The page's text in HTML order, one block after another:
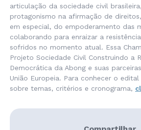
articulação da sociedade civil
protagonismo na afirmação de
em especial, do empoderamento das
colaborando para enraizar a
sofridos no momento atual. Essa
Projeto Sociedade Civil Construindo a
Democrática da Abong e suas
União Europeia. Para conhecer o
sobre temas, critérios e cronograma,